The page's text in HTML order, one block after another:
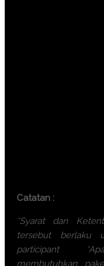
Catatan :
*Syarat dan
tersebut berlaku
participant
membutuhkan